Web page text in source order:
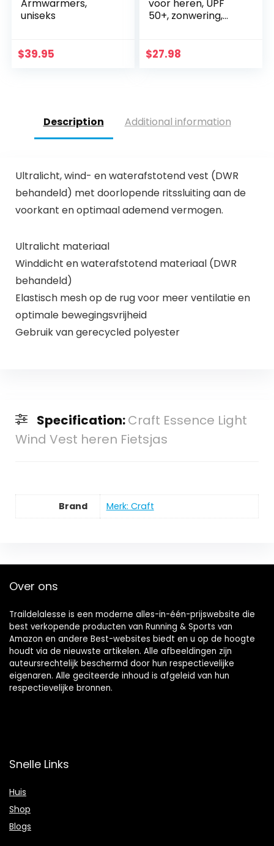
Armwarmers,
uniseks
$39.95
voor heren, UPF
50+, zonwering,
duimgat,
$27.98
Description Additional information
Ultralicht, wind- en waterafstotend vest (DWR
behandeld) met doorlopende ritssluiting aan de
voorkant en optimaal ademend vermogen.
Ultralicht materiaal
Winddicht en waterafstotend materiaal (DWR
behandeld)
Elastisch mesh op de rug voor meer ventilatie en
optimale bewegingsvrijheid
Gebruik van gerecycled polyester
Specification:Craft Essence Light
Wind Vest heren Fietsjas
Brand Merk: Craft
Over ons
Traildelalesse is een moderne alles-in-één-prijswebsite die
best verkopende producten van Running & Sports van
Amazon en andere Best-websites biedt en u op de hoogte
houdt via de nieuwste artikelen. Alle afbeeldingen zijn
auteursrechtelijk beschermd door hun respectievelijke
eigenaren. Alle geciteerde inhoud is afgeleid van hun
respectievelijke bronnen.
Snelle Links
Huis
Shop
Blogs